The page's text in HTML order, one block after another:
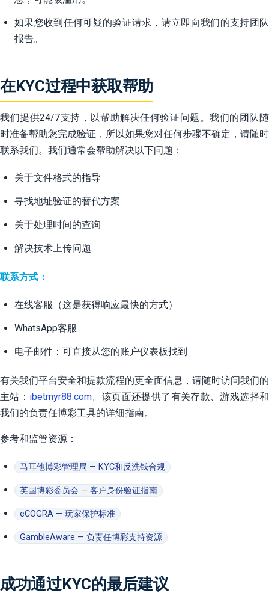
如果您收到任何可疑的验证请求，请立即向我们的支持团队
报告。
在KYC过程中获取帮助
我们提供24/7支持，以帮助解决任何验证问题。我们的团队随
时准备帮助您完成验证，所以如果您对任何步骤不确定，请随时
联系我们。我们通常会帮助解决以下问题：
关于文件格式的指导
寻找地址验证的替代方案
关于处理时间的查询
解决技术上传问题
联系方式：
在线客服（这是获得响应最快的方式）
WhatsApp客服
电子邮件：可直接从您的账户仪表板找到
有关我们平台安全和提款流程的更全面信息，请随时访问我们的
主站： ibetmyr88.com。该页面还提供了有关存款、游戏选择和
我们的负责任博彩工具的详细指南。
参考和监管资源：
马耳他博彩管理局 — KYC和反洗钱合规
英国博彩委员会 — 客户身份验证指南
eCOGRA — 玩家保护标准
GambleAware — 负责任博彩支持资源
成功通过KYC的最后建议